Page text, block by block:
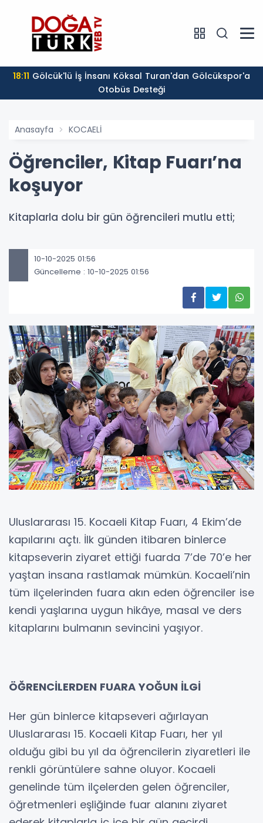
18:11
Otobüs Desteği
Anasayfa KOCAELİ
Öğrenciler, Kitap Fuarı’na
koşuyor
Kitaplarla dolu bir gün öğrencileri mutlu etti;
10-10-2025 01:56
Güncelleme : 10-10-2025 01:56
Uluslararası 15. Kocaeli Kitap Fuarı, 4 Ekim’de
kapılarını açtı. İlk günden itibaren binlerce
kitapseverin ziyaret ettiği fuarda 7’de 70’e her
yaştan insana rastlamak mümkün. Kocaeli’nin
tüm ilçelerinden fuara akın eden öğrenciler ise
kendi yaşlarına uygun hikâye, masal ve ders
kitaplarını bulmanın sevincini yaşıyor.
ÖĞRENCİLERDEN FUARA YOĞUN İLGİ
Her gün binlerce kitapseveri ağırlayan
Uluslararası 15. Kocaeli Kitap Fuarı, her yıl
olduğu gibi bu yıl da öğrencilerin ziyaretleri ile
renkli görüntülere sahne oluyor. Kocaeli
genelinde tüm ilçelerden gelen öğrenciler,
öğretmenleri eşliğinde fuar alanını ziyaret